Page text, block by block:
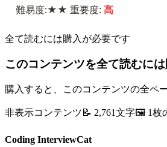
難易度:★★ 重要度: 高
全て読むには購入が必要です
このコンテンツを全て読むに
購入すると、このコンテンツの全ペ
非表示コンテンツ 📝 2,761文字🖼️ 1枚
Coding InterviewCat